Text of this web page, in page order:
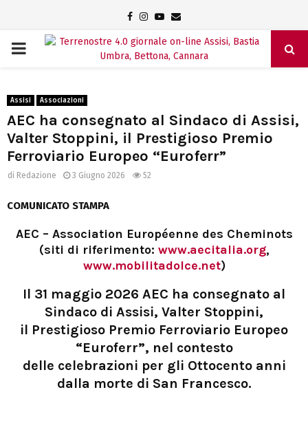
Facebook
Instagram
Youtube
Email
PRIMARY
Assisi Associazioni
AEC ha consegnato al Sindaco di Assisi,
Valter Stoppini, il Prestigioso Premio
Ferroviario Europeo “Euroferr”
di Redazione 3 Giugno 2026 52
COMUNICATO STAMPA
AEC – Association Européenne des Cheminots
(siti di riferimento: www.aecitalia.org,
www.mobilitadolce.net)
Il 31 maggio 2026 AEC ha consegnato al
Sindaco di Assisi, Valter Stoppini,
il Prestigioso Premio Ferroviario Europeo
“Euroferr”, nel contesto
delle celebrazioni per gli Ottocento anni
dalla morte di San Francesco.